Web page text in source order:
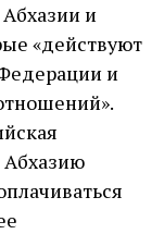
и
«действуют
и
Абхазию